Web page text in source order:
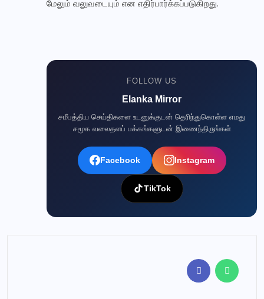
மேலும் வலுவடையும் என எதிர்பார்க்கப்படுகிறது.
FOLLOW US
Elanka Mirror
சமீபத்திய செய்திகளை உடனுக்குடன் தெரிந்துகொள்ள எமது
சமூக வலைதளப் பக்கங்களுடன் இணைந்திருங்கள்
Facebook Instagram
TikTok
✅ இணையுங்கள் →
பிறகு பார்க்கிறேன்